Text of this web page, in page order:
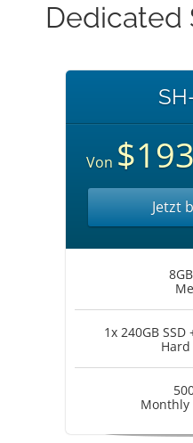
Dedicated
Von
Jetzt
1x 240GB SSD
Hard